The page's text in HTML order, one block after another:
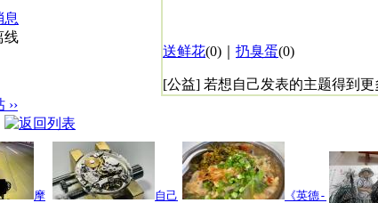
息
线
送鲜花(0)｜ 扔臭蛋(0)
[公益] 若想自己发表的主题得到更
››
摩
自己
《英德-